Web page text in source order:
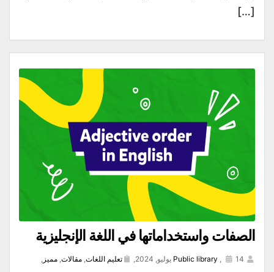
[…]
الصفات واستخداماتها في اللغة الإنجليزية
Public library , 14 يوليو, 2024, تعليم اللغات, مقالات, مميز ,